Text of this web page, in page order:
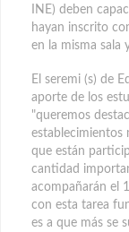
INE) deben
hayan inscrito
en la misma sala
El seremi (s) de
aporte de los
"queremos
establecimientos
que están
cantidad
acompañarán el
con esta tarea
es a que más se